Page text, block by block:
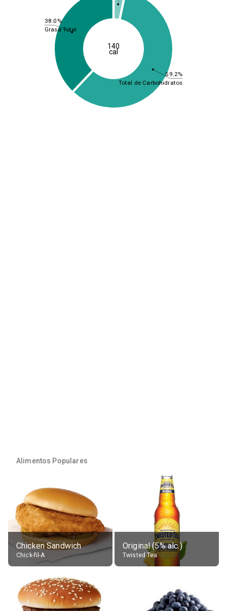
59.2%
38.0%
Total de Carbohidratos
Grasa Total
140
cal
Alimentos Populares
Chicken Sandwich
Chick-fil-A
Original (5% alc.)
Twisted Tea